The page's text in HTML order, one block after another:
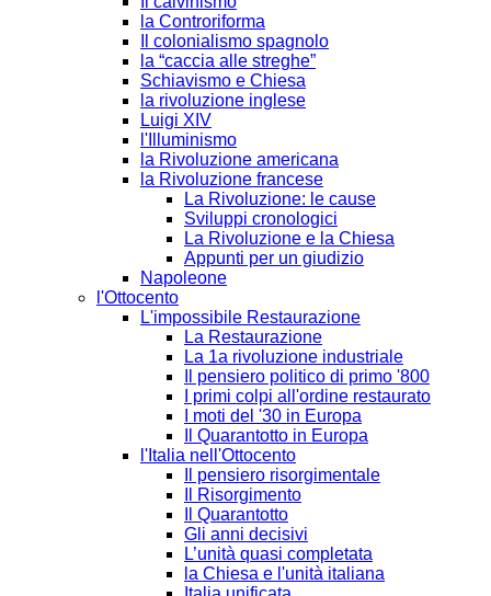
la Controriforma
Il colonialismo spagnolo
la “caccia alle streghe”
Schiavismo e Chiesa
la rivoluzione inglese
Luigi XIV
l'Illuminismo
la Rivoluzione americana
la Rivoluzione francese
La Rivoluzione: le cause
Sviluppi cronologici
La Rivoluzione e la Chiesa
Appunti per un giudizio
Napoleone
l'Ottocento
L'impossibile Restaurazione
La Restaurazione
La 1a rivoluzione industriale
Il pensiero politico di primo '800
I primi colpi all'ordine restaurato
I moti del '30 in Europa
Il Quarantotto in Europa
l'Italia nell'Ottocento
Il pensiero risorgimentale
Il Risorgimento
Il Quarantotto
Gli anni decisivi
L’unità quasi completata
la Chiesa e l'unità italiana